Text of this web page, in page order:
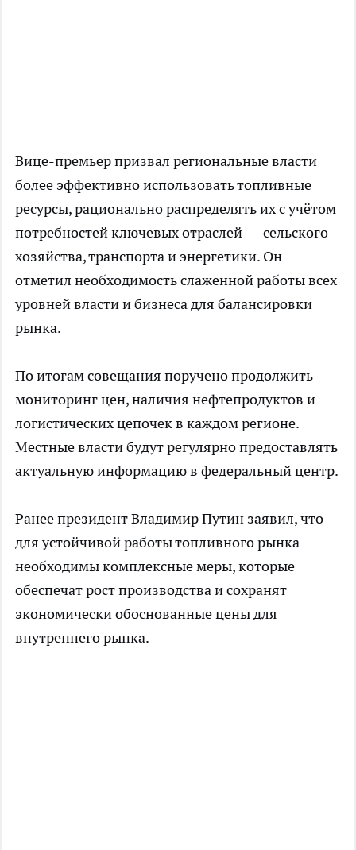
Вице-премьер призвал региональные власти
более эффективно использовать топливные
ресурсы, рационально распределять их с учётом
потребностей ключевых отраслей — сельского
хозяйства, транспорта и энергетики. Он
отметил необходимость слаженной работы всех
уровней власти и бизнеса для балансировки
рынка.
По итогам совещания поручено продолжить
мониторинг цен, наличия нефтепродуктов и
логистических цепочек в каждом регионе.
Местные власти будут регулярно предоставлять
актуальную информацию в федеральный центр.
Ранее президент Владимир Путин заявил, что
для устойчивой работы топливного рынка
необходимы комплексные меры, которые
обеспечат рост производства и сохранят
экономически обоснованные цены для
внутреннего рынка.